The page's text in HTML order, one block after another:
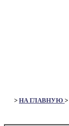
> НА ГЛАВНУЮ >